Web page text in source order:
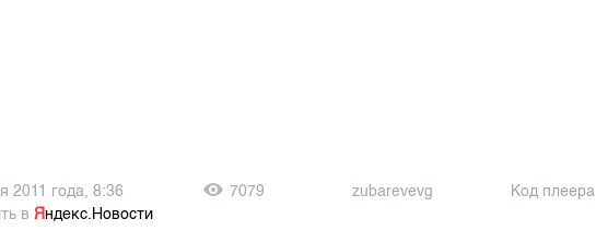
2011 года, 8:36 7079 zubarevevg
Код плеера
вЯндекс.Новости